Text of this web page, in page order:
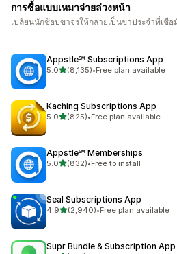
การซื้อแบบเหมาจ่ายล่วงหน้า
เปลี่ยนนักช้อปขาจรให้กลายเป็นขาประจำที่เชื่อ
Appstle℠ Subscriptions App
5.0เต็ม 5 ดาว
(8,135)
ทั้งหมด 8135 รีวิว
•Free plan available
Kaching Subscriptions App
5.0เต็ม 5 ดาว
(825)
ทั้งหมด 825 รีวิว
•Free plan available
Appstle℠ Memberships
5.0เต็ม 5 ดาว
(832)
ทั้งหมด 832 รีวิว
•Free to install
Seal Subscriptions App
4.9เต็ม 5 ดาว
(2,940)
ทั้งหมด 2940 รีวิว
•Free plan available
Supr Bundle & Subscription App